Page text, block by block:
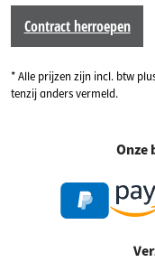
Contract herroepen
* Alle prijzen zijn incl. btw
tenzij anders vermeld.
Onze